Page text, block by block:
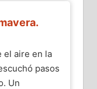
el aire en la
pasos
Un